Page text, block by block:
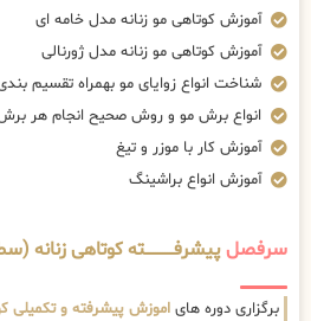
آموزش کوتاهی مو زنانه مدل خامه ای
آموزش کوتاهی مو زنانه مدل ژورنالی
شناخت انواع زوایای مو بهمراه تقسیم
انواع برش مو و روش صحیح انجام هر
آموزش کار با موزر و تیغ
آموزش انواع براشینگ
سرفصلپیشرفــــــــــــته کوتاهی
برگزاری دوره های اموزش پیشرفته و تکمیلی